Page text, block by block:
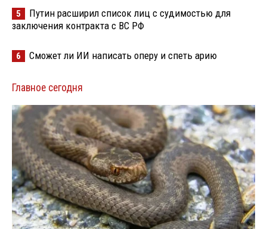
5
Путин расширил список лиц с судимостью для
заключения контракта с ВС РФ
6 Сможет ли ИИ написать оперу и спеть арию
Главное сегодня